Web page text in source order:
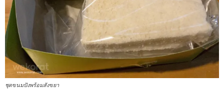
ชุดขนมปังพร้อมสังขยา